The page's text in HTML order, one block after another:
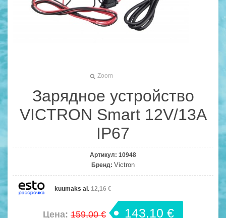
Zoom
Зарядное устройство
VICTRON Smart 12V/13A
IP67
Артикул: 10948
Бренд: Victron
kuumaks al. 12,16 €
Цена: 159,00 € 143,10 €